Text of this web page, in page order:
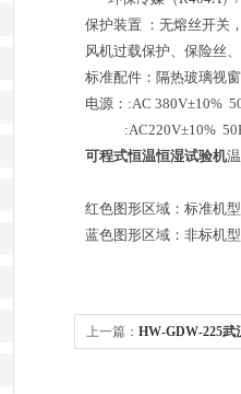
保护装置 ：无熔丝开关
风机过载保护、保险丝
标准配件：隔热玻璃视
电源：:AC 380V±10%
:AC220V±10%
可程式恒温恒湿试验机
红色图形
蓝色图形区域：非标机型
上一篇： HW-GDW-225武